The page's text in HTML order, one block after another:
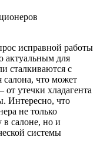
исправной работы
актуальным для
сталкиваются с
салона, что может
утечки хладагента
Интересно, что
не только
в салоне, но и
системы